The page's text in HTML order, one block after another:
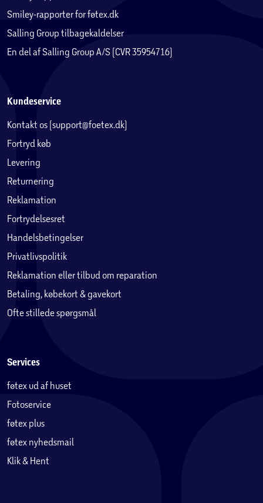
Smiley-rapporter for føtex.dk
Salling Group tilbagekaldelser
En del af Salling Group A/S (CVR 35954716)
Kundeservice
Kontakt os (support@foetex.dk)
Fortryd køb
Levering
Returnering
Reklamation
Fortrydelsesret
Handelsbetingelser
Privatlivspolitik
Reklamation eller tilbud om reparation
Betaling, købekort & gavekort
Ofte stillede spørgsmål
Services
føtex ud af huset
Fotoservice
føtex plus
føtex nyhedsmail
Klik & Hent